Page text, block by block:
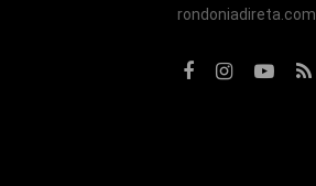
rondoniadireta.com